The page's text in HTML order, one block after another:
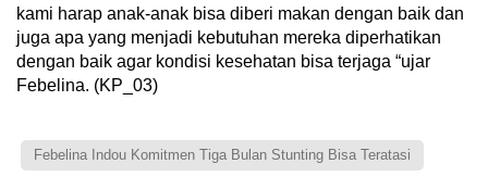
kami harap anak-anak bisa diberi makan dengan baik dan
juga apa yang menjadi kebutuhan mereka diperhatikan
dengan baik agar kondisi kesehatan bisa terjaga “ujar
Febelina. (KP_03)
Febelina Indou Komitmen Tiga Bulan Stunting Bisa Teratasi